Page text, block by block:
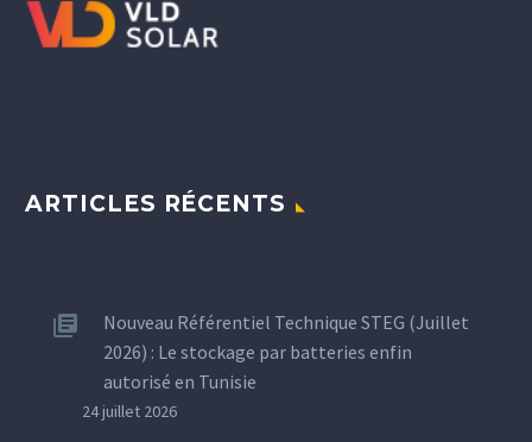
ARTICLES RÉCENTS
Nouveau Référentiel Technique STEG (Juillet
2026) : Le stockage par batteries enfin
autorisé en Tunisie
24 juillet 2026